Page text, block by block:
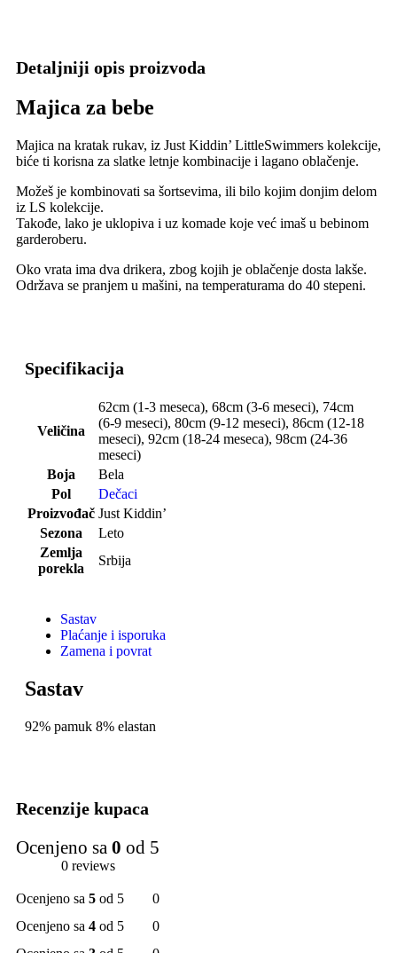
Detaljniji opis proizvoda
Majica za bebe
Majica na kratak rukav, iz Just Kiddin’ LittleSwimmers kolekcije,
biće ti korisna za slatke letnje kombinacije i lagano oblačenje.
Možeš je kombinovati sa šortsevima, ili bilo kojim donjim delom
iz LS kolekcije.
Takođe, lako je uklopiva i uz komade koje već imaš u bebinom
garderoberu.
Oko vrata ima dva drikera, zbog kojih je oblačenje dosta lakše.
Održava se pranjem u mašini, na temperaturama do 40 stepeni.
Specifikacija
Veličina
62cm (1-3 meseca), 68cm (3-6 meseci), 74cm
(6-9 meseci), 80cm (9-12 meseci), 86cm (12-18
meseci), 92cm (18-24 meseca), 98cm (24-36
meseci)
Boja
Bela
Pol
Dečaci
Proizvođač Just Kiddin’
Sezona
Leto
Zemlja
porekla
Srbija
Sastav
Plaćanje i isporuka
Zamena i povrat
Sastav
92% pamuk 8% elastan
Recenzije kupaca
Ocenjeno sa 0 od 5
0 reviews
Ocenjeno sa 5 od 5
0
Ocenjeno sa 4 od 5
0